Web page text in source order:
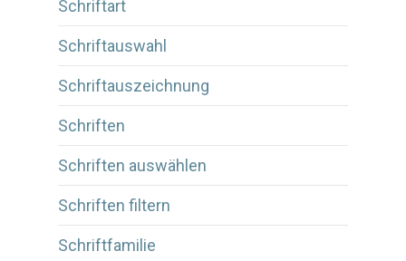
Schriftart
Schriftauswahl
Schriftauszeichnung
Schriften
Schriften auswählen
Schriften filtern
Schriftfamilie